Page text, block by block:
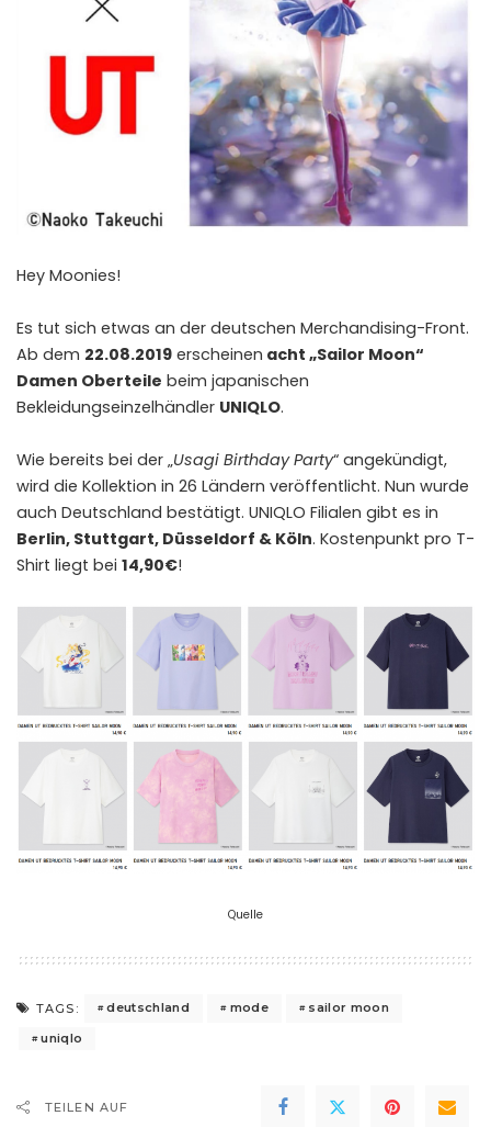
Hey Moonies!
Es tut sich etwas an der deutschen Merchandising-Front.
Ab dem 22.08.2019 erscheinen acht „Sailor Moon“
Damen Oberteile beim japanischen
Bekleidungseinzelhändler UNIQLO.
Wie bereits bei der „Usagi Birthday Party“ angekündigt,
wird die Kollektion in 26 Ländern veröffentlicht. Nun wurde
auch Deutschland bestätigt. UNIQLO Filialen gibt es in
Berlin, Stuttgart, Düsseldorf & Köln. Kostenpunkt pro T-
Shirt liegt bei 14,90€!
Quelle
TAGS: deutschland mode
sailor moon
uniqlo
TEILEN AUF